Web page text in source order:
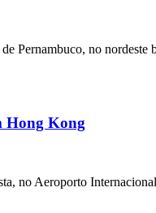
Pernambuco, no
Hong Kong
no Aeroporto